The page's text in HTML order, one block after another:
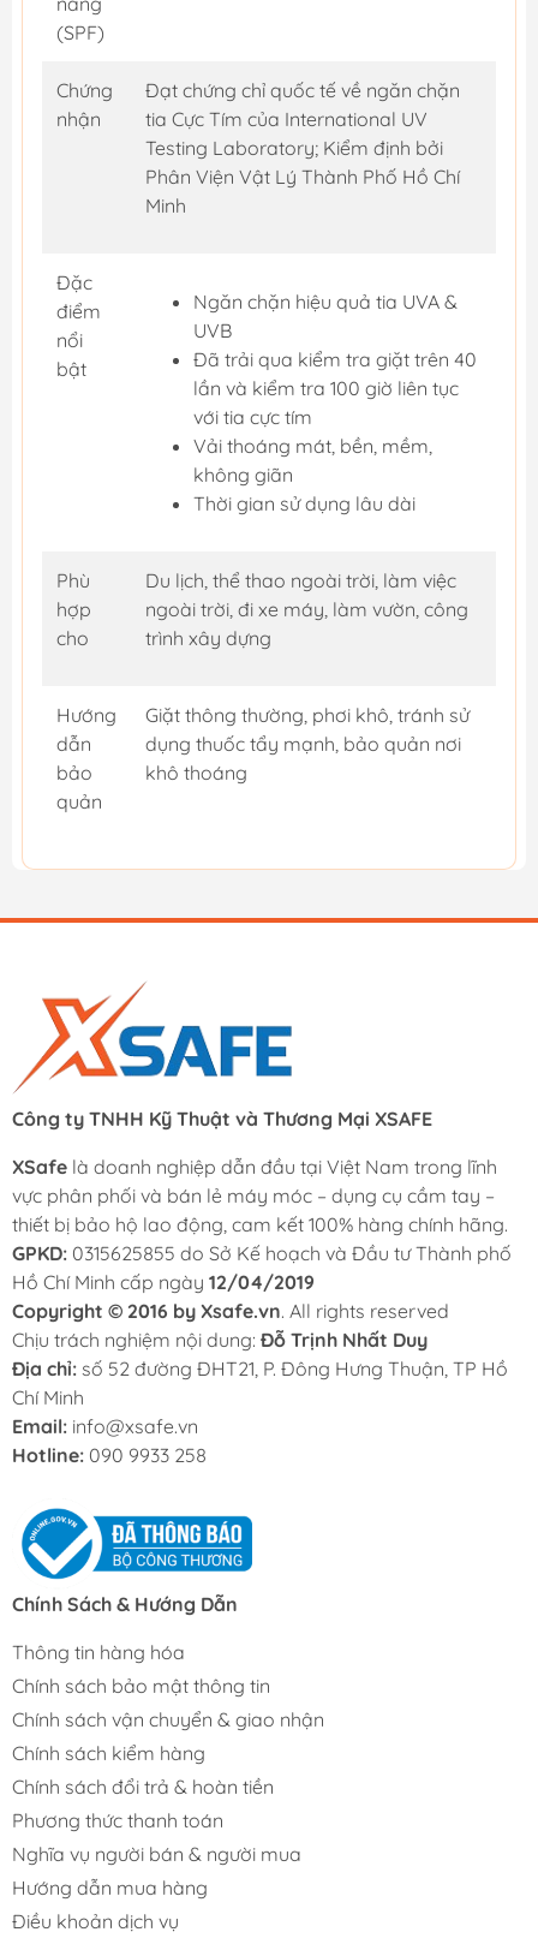
(SPF)
Chứng
nhận
Đạt chứng chỉ quốc tế về ngăn chặn
tia Cực Tím của International UV
Testing Laboratory; Kiểm định bởi
Phân Viện Vật Lý Thành Phố Hồ Chí
Minh
Đặc
điểm
nổi
bật
Ngăn chặn hiệu quả tia UVA &
UVB
Đã trải qua kiểm tra giặt trên 40
lần và kiểm tra 100 giờ liên tục
với tia cực tím
Vải thoáng mát, bền, mềm,
không giãn
Thời gian sử dụng lâu dài
Phù
hợp
cho
Du lịch, thể thao ngoài trời, làm việc
ngoài trời, đi xe máy, làm vườn, công
trình xây dựng
Hướng
dẫn
bảo
quản
Giặt thông thường, phơi khô, tránh sử
dụng thuốc tẩy mạnh, bảo quản nơi
khô thoáng
Công ty TNHH Kỹ Thuật và Thương Mại XSAFE
XSafe là doanh nghiệp dẫn đầu tại Việt Nam trong lĩnh
vực phân phối và bán lẻ máy móc – dụng cụ cầm tay –
thiết bị bảo hộ lao động, cam kết 100% hàng chính hãng.
GPKD: 0315625855 do Sở Kế hoạch và Đầu tư Thành phố
Hồ Chí Minh cấp ngày 12/04/2019
Copyright © 2016 by Xsafe.vn. All rights reserved
Chịu trách nghiệm nội dung: Đỗ Trịnh Nhất Duy
Địa chỉ: số 52 đường ĐHT21, P. Đông Hưng Thuận, TP Hồ
Chí Minh
Email: info@xsafe.vn
Hotline: 090 9933 258
Chính Sách & Hướng Dẫn
Thông tin hàng hóa
Chính sách bảo mật thông tin
Chính sách vận chuyển & giao nhận
Chính sách kiểm hàng
Chính sách đổi trả & hoàn tiền
Phương thức thanh toán
Nghĩa vụ người bán & người mua
Hướng dẫn mua hàng
Điều khoản dịch vụ